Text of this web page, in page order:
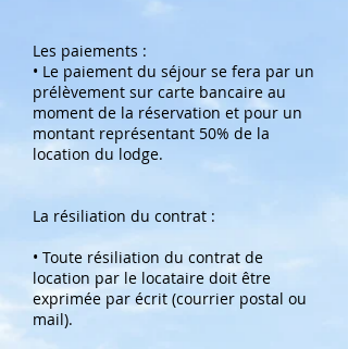
Les paiements :
• Le paiement du séjour se fera par un
prélèvement sur carte bancaire au
moment de la réservation et pour un
montant représentant 50% de la
location du lodge.
La résiliation du contrat :
• Toute résiliation du contrat de
location par le locataire doit être
exprimée par écrit (courrier postal ou
mail).